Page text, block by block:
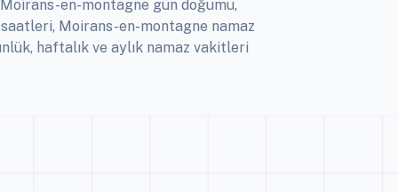
en-montagne gün doğumu,
Moirans-en-montagne namaz
haftalık ve aylık namaz vakitleri